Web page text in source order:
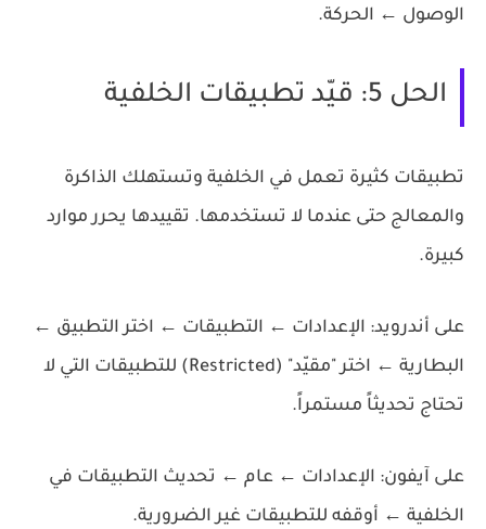
الوصول ← الحركة.
الحل 5: قيّد تطبيقات الخلفية
تطبيقات كثيرة تعمل في الخلفية وتستهلك الذاكرة
والمعالج حتى عندما لا تستخدمها. تقييدها يحرر موارد
كبيرة.
على أندرويد: الإعدادات ← التطبيقات ← اختر التطبيق ←
البطارية ← اختر "مقيّد" (Restricted) للتطبيقات التي لا
تحتاج تحديثاً مستمراً.
على آيفون: الإعدادات ← عام ← تحديث التطبيقات في
الخلفية ← أوقفه للتطبيقات غير الضرورية.